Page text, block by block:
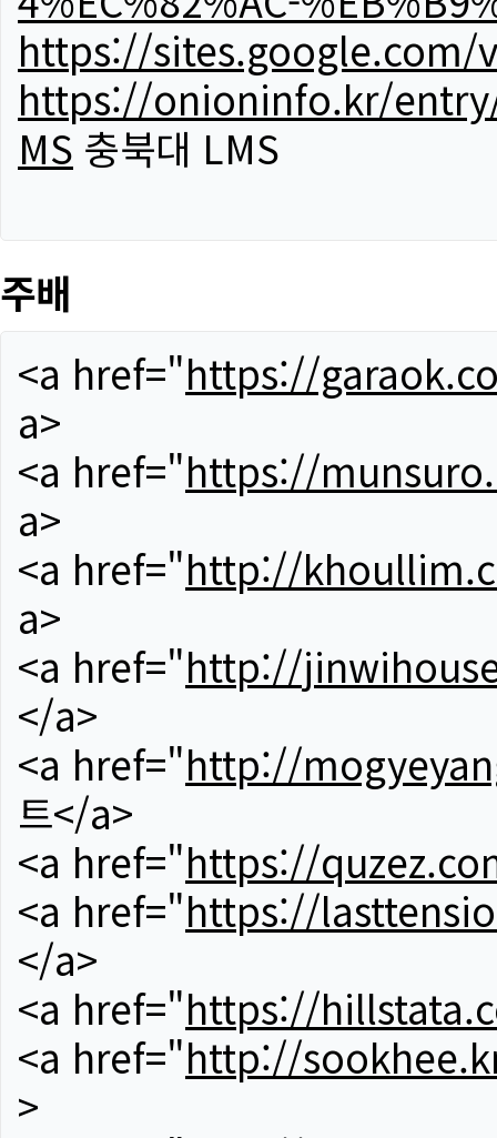
https://sites.google.com/
https://onioninfo.kr/entry/
MS 충북대 LMS
주배
<a href="https://
a>
<a href="https://
a>
<a href="http://
a>
<a href="http://
</a>
<a href="http://
트</a>
<a href="https://
<a href="https://
</a>
<a href="https://
<a href="http://
>